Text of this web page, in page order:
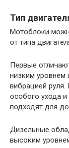
Тип
Мотоблоки
от типа
Первые
низким уровнем
вибрацией
особого ухода
подходят для
Дизельные
высоким